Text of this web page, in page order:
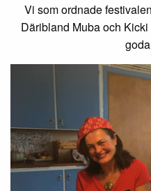
Vi som ordnade
Däribland Muba och